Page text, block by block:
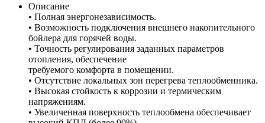
Описание
• Полная энергонезависимость.
• Возможность подключения внешнего накопительного
бойлера для горячей воды.
• Точность регулирования заданных параметров
отопления, обеспечение
требуемого комфорта в помещении.
• Отсутствие локальных зон перегрева теплообменника.
• Высокая стойкость к коррозии и термическим
напряжениям.
• Увеличенная поверхность теплообмена обеспечивает